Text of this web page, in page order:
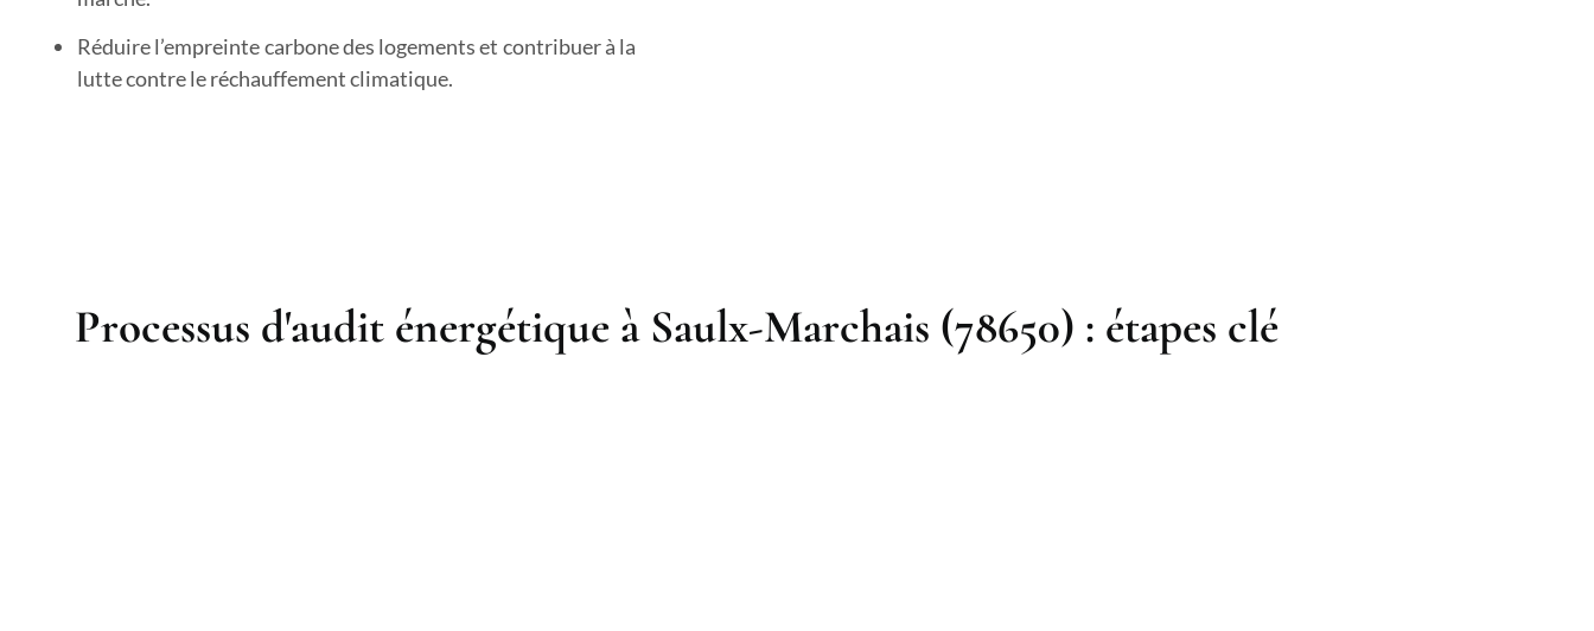
Réduire l’empreinte carbonedes logements et contribuer à la
lutte contre le réchauffement climatique.
Processus d'audit énergétique à Saulx-Marchais (78650) : étapes clé